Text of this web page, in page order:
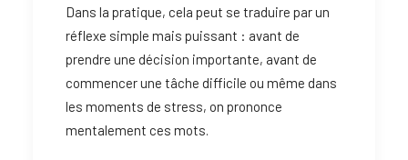
Dans la pratique, cela peut se traduire par un
réflexe simple mais puissant : avant de
prendre une décision importante, avant de
commencer une tâche difficile ou même dans
les moments de stress, on prononce
mentalement ces mots.